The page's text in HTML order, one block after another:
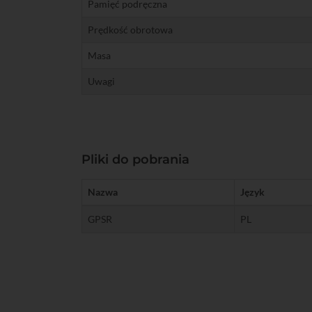
Pamięć podręczna
Prędkość obrotowa
Masa
Uwagi
Pliki do pobrania
Nazwa Język
GPSR PL